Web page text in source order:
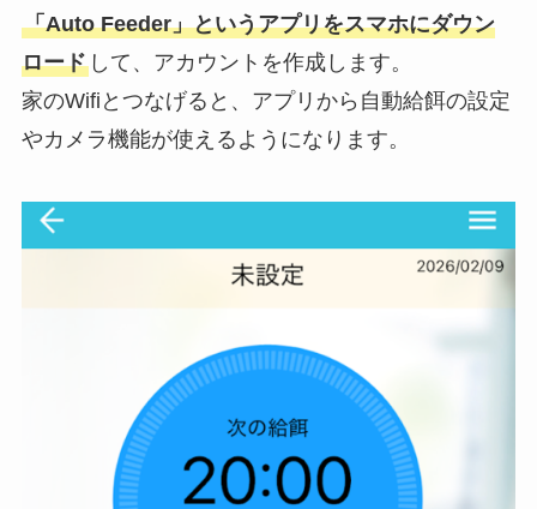
「Auto Feeder」というアプリをスマホにダウン
ロードして、アカウントを作成します。
家のWifiとつなげると、アプリから自動給餌の設定
やカメラ機能が使えるようになります。